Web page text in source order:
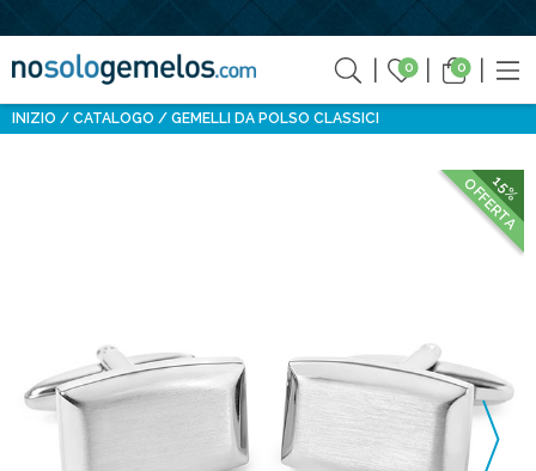
0 0
INIZIO CATALOGO GEMELLI DA POLSO CLASSICI
15%
OFFERTA